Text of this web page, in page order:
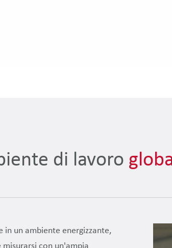
di lavoro
in un ambiente energizzante,